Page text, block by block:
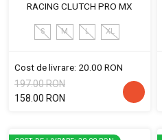
RACING CLUTCH PRO MX
S M L XL
Cost de livrare: 20.00 RON
197.00 RON
158.00 RON